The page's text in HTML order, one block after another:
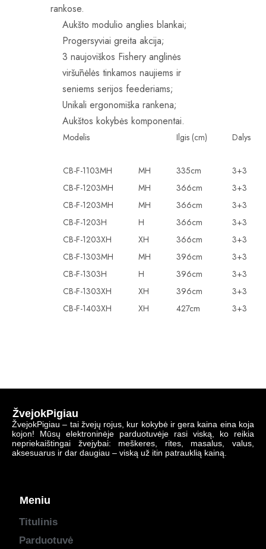
rankose.
Aukšto modulio anglies blankai;
Progersyviai greita akcija;
3 naujoviškos Fishery anglinės
viršūnėlės tinkamos naujiems ir
seniems serijos feederiams;
Unikali ergonomiška rankena;
Aukštos kokybės komponentai.
Modelis Ilgis (cm) Dalys
CB-F-1103MH MH 335cm
3+3
CB-F-1203MH
MH 366cm
3+3
CB-F-1203MH
MH 366cm
3+3
CB-F-1203H
H 366cm
3+3
CB-F-1203XH
XH 366cm
3+3
CB-F-1303MH
MH 396cm
3+3
CB-F-1303H
H 396cm
3+3
CB-F-1303XH
XH 396cm
3+3
CB-F-1403XH
XH 427cm 3+3
ŽvejokPigiau
ŽvejokPigiau – tai žvejų rojus, kur kokybė ir gera kaina eina koja
kojon! Mūsų elektroninėje parduotuvėje rasi viską, ko reikia
nepriekaištingai žvejybai: meškeres, rites, masalus, valus,
aksesuarus ir dar daugiau – viską už itin patrauklią kainą.
Meniu
Titulinis
Parduotuvė